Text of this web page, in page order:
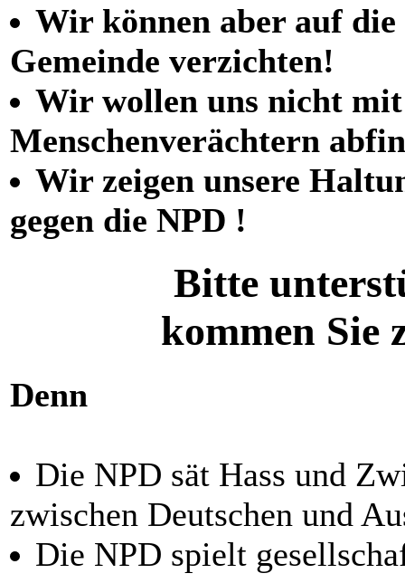
Wir können aber auf
Gemeinde verzichten!
Wir wollen uns nicht
Menschenverächtern
Wir zeigen unsere
gegen die NPD !
Bitte
kommen Sie
Denn
Die NPD sät Hass und
zwischen Deutschen und
Die NPD spielt